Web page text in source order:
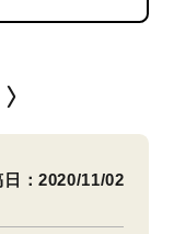
日：2020/11/02